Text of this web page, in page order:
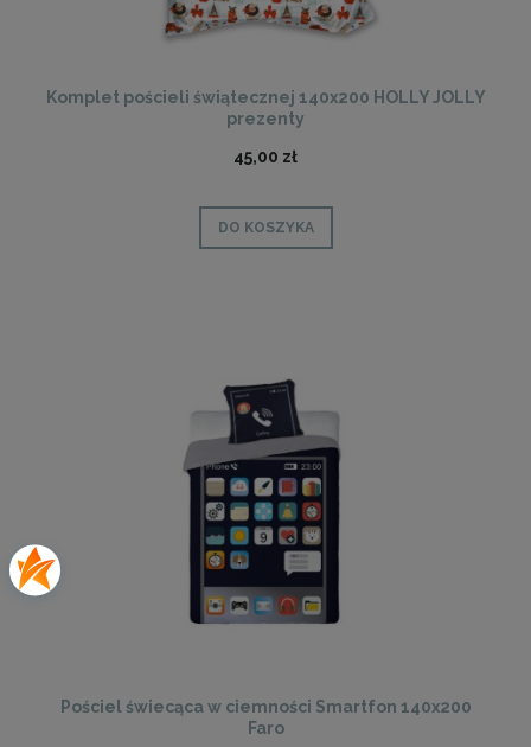
Komplet pościeli świątecznej 140x200 HOLLY JOLLY
prezenty
45,00 zł
DO KOSZYKA
Pościel świecąca w ciemności Smartfon 140x200
Faro